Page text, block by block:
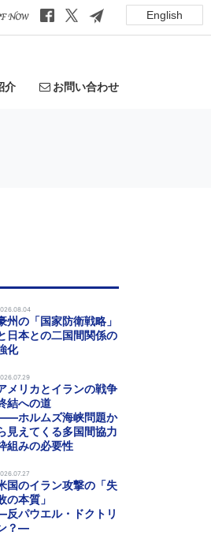
English
介 お問い合わせ
州の「国家防衛戦略」
日本との二国間関係の
化
メリカとイランの戦争
結への道
ホルムズ海峡問題か
見えてくる多国間協力
組みの必要性
国のイラン攻撃の「失
の本質」
反パウエル・ドクトリ
？―